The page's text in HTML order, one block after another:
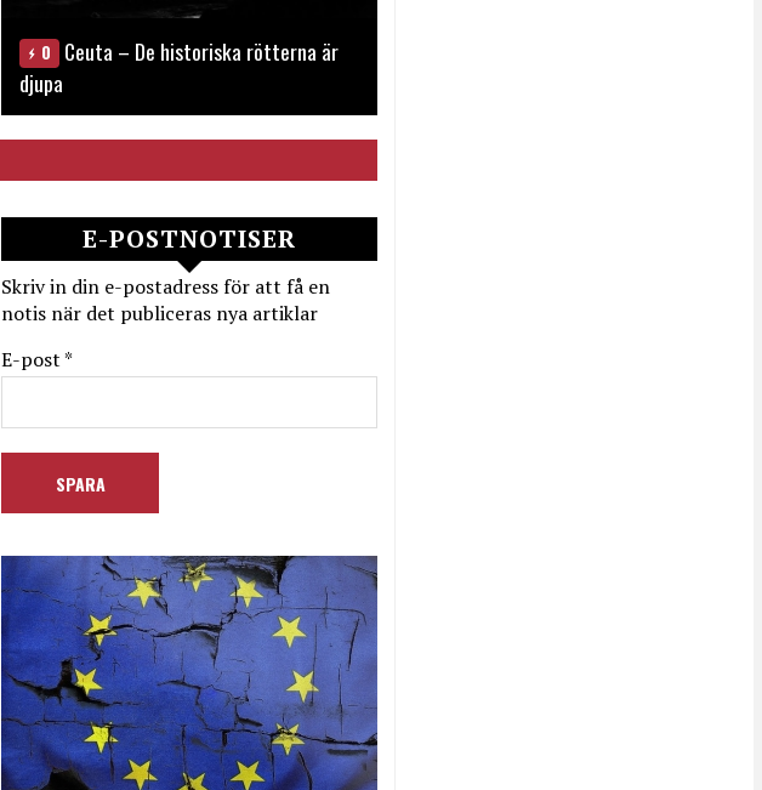
0
Ceuta – De historiska rötterna är
djupa
E-POSTNOTISER
Skriv in din e-postadress för att få en
notis när det publiceras nya artiklar
E-post *